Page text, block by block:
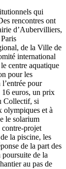
qui
rencontres ont
d’Aubervilliers,
de la Ville de
international
centre aquatique
pour les
pour
16 euros, un prix
Collectif, si
olympiques et à
le solarium
contre-projet
la piscine, les
de la part des
de la
au pas de